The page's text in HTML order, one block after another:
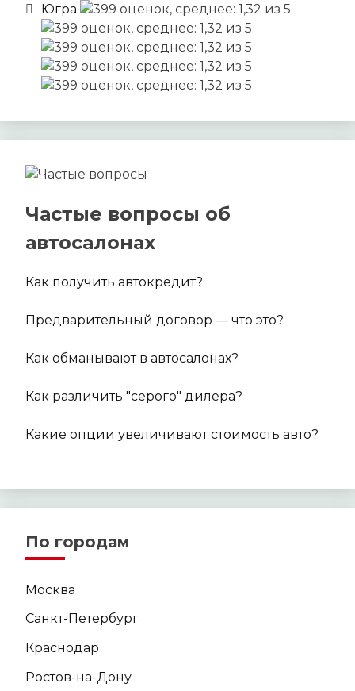
Югра
Частые вопросы об
автосалонах
Как получить автокредит?
Предварительный договор — что это?
Как обманывают в автосалонах?
Как различить "серого" дилера?
Какие опции увеличивают стоимость авто?
По городам
Москва
Санкт-Петербург
Краснодар
Ростов-на-Дону